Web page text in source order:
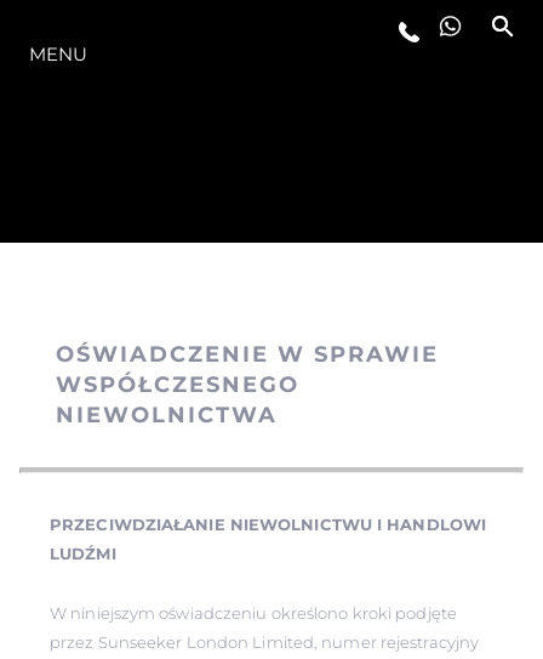
MENU
OŚWIADCZENIE W SPRAWIE
WSPÓŁCZESNEGO
NIEWOLNICTWA
PRZECIWDZIAŁANIE NIEWOLNICTWU I HANDLOWI
LUDŹMI
W niniejszym oświadczeniu określono kroki podjęte
przez Sunseeker London Limited, numer rejestracyjny